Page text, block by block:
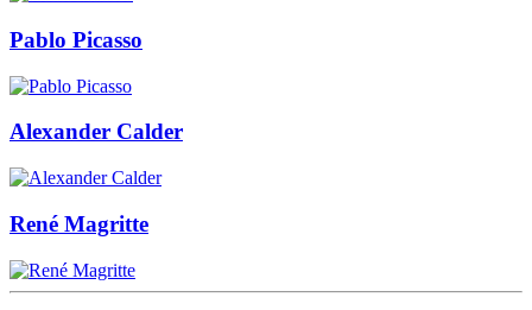
Pablo Picasso
Alexander Calder
René Magritte